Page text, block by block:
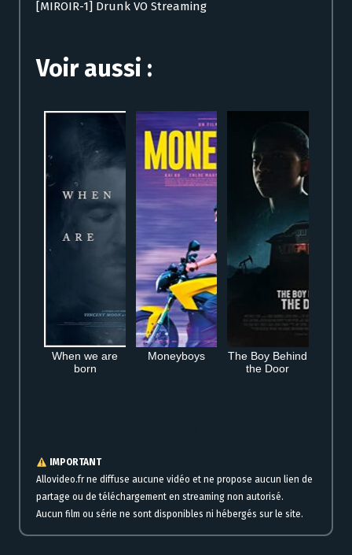
[MIROIR-1] Drunk VO Streaming
Voir aussi :
When we are
born
Moneyboys
The Boy Behind
the Door
IMPORTANT
Allovideo.fr ne diffuse aucune vidéo et ne propose aucun lien de
partage ou de téléchargement en streaming non autorisé.
Aucun film ou série ne sont disponibles ni hébergés sur le site.